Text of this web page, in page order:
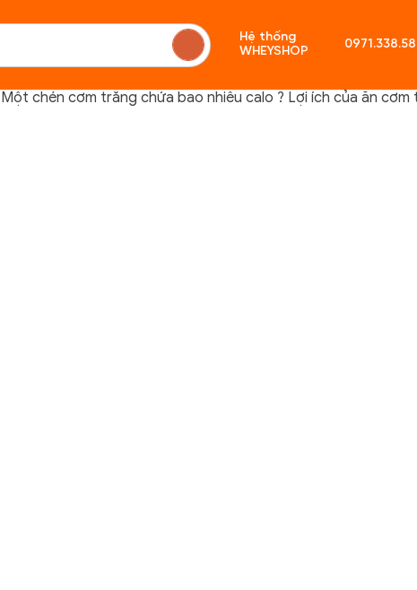
Hệ thống
WHEYSHOP
Một chén cơm trắng chứa bao nhiêu calo ? Lợi ích của ăn cơm